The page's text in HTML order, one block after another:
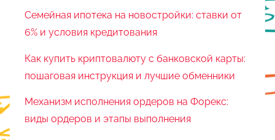
Семейная ипотека на новостройки: ставки от
6% и условия кредитования
Как купить криптовалюту с банковской карты:
пошаговая инструкция и лучшие обменники
Механизм исполнения ордеров на Форекс:
виды ордеров и этапы выполнения